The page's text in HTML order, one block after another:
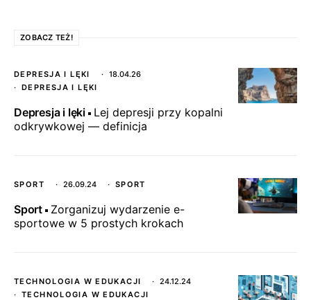
ZOBACZ TEŻ!
DEPRESJA I LĘKI
18.04.26
DEPRESJA I LĘKI
Depresja i lęki
Lej depresji przy kopalni
odkrywkowej — definicja
SPORT 26.09.24 SPORT
Sport
Zorganizuj wydarzenie e-
sportowe w 5 prostych krokach
TECHNOLOGIA W EDUKACJI
24.12.24
TECHNOLOGIA W EDUKACJI